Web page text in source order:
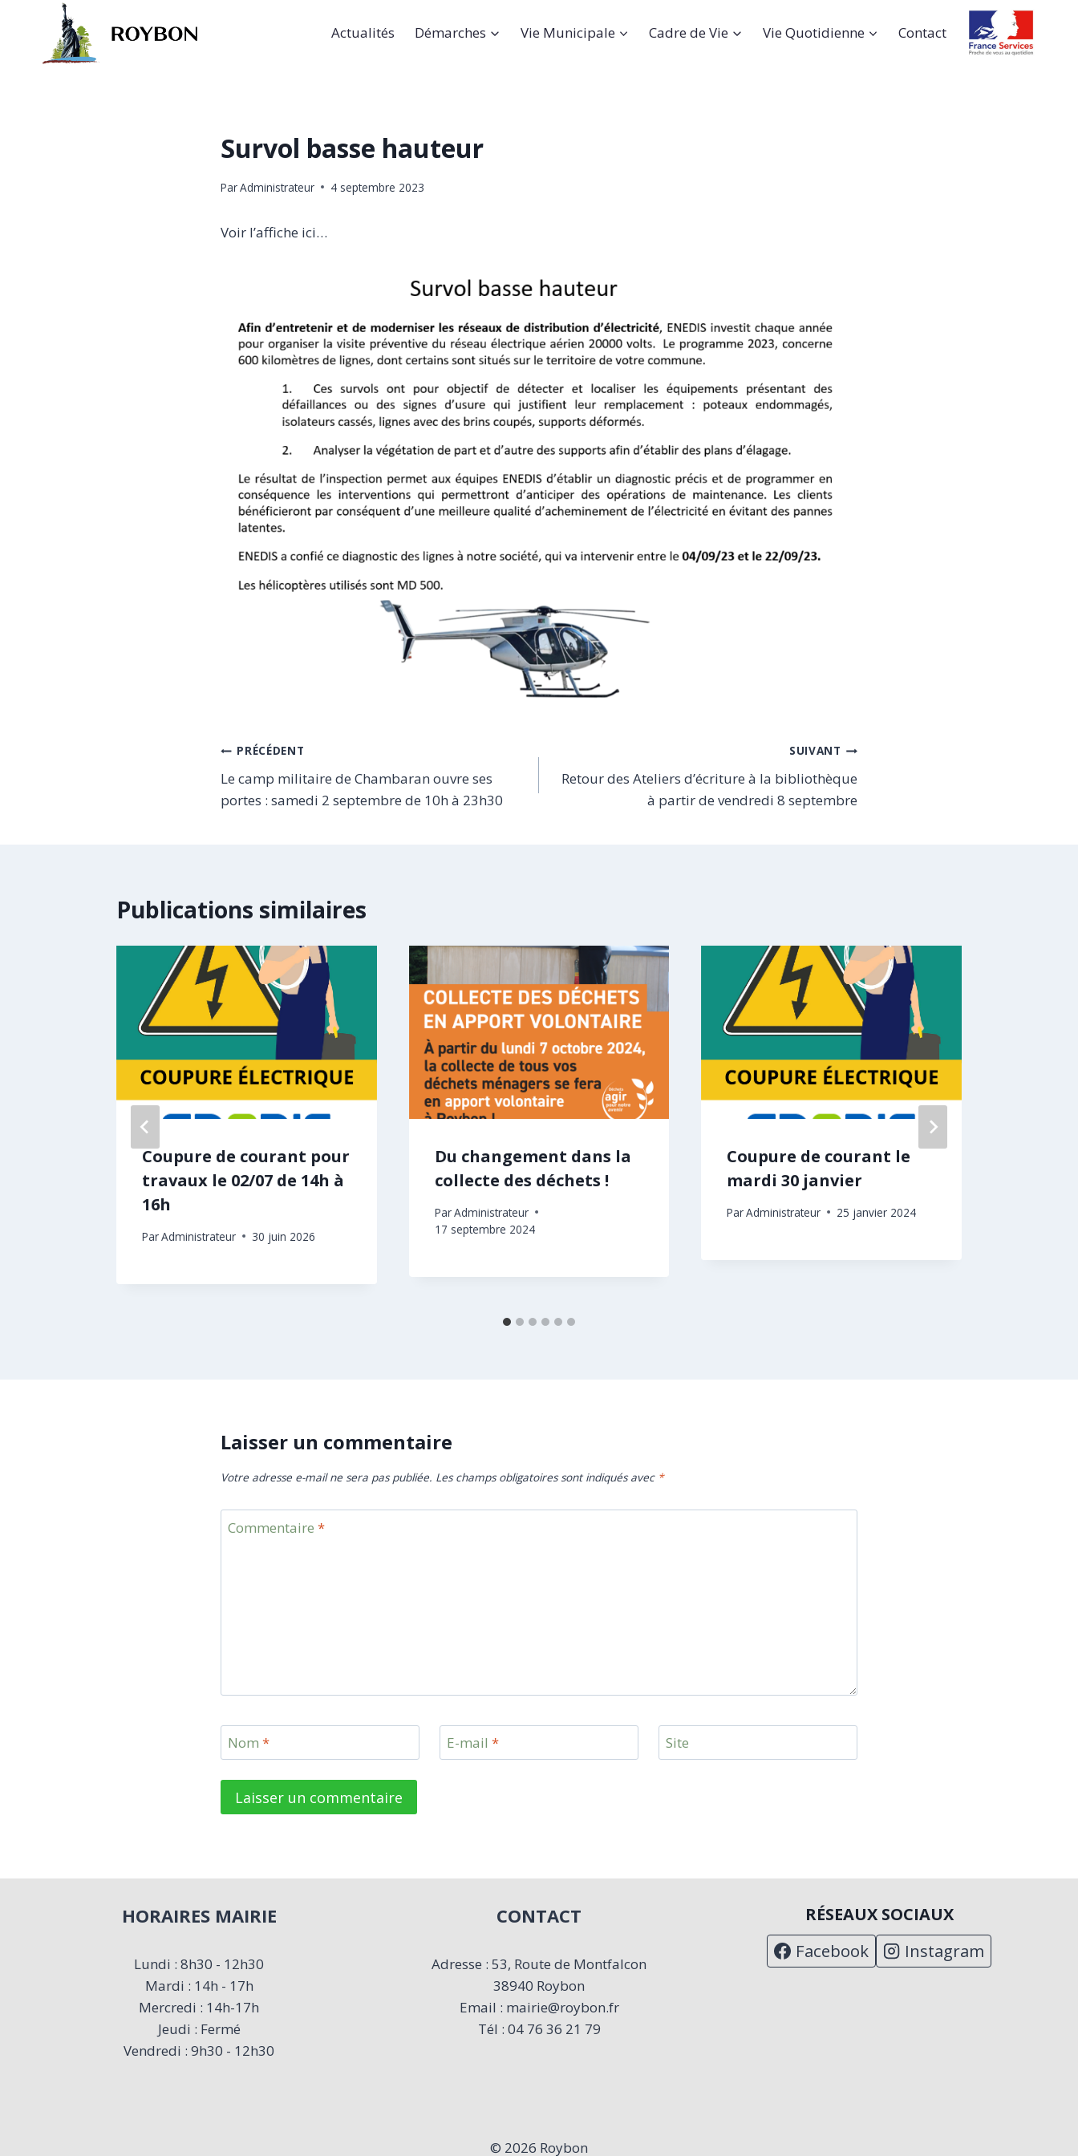
Actualités Démarches Vie Municipale Cadre de Vie Vie Quotidienne Contact
Survol basse hauteur
ParAdministrateur 4 septembre 2023
Voir l’affiche ici…
Navigation
de
PRÉCÉDENT
Le camp militaire de Chambaran ouvre ses
portes : samedi 2 septembre de 10h à 23h30
SUIVANT
Retour des Ateliers d’écriture à la bibliothèque
à partir de vendredi 8 septembre
Publications similaires
Coupure de courant pour
travaux le 02/07 de 14h à
16h
ParAdministrateur 30 juin 2026
Du changement dans la
collecte des déchets !
ParAdministrateur
17 septembre 2024
Coupure de courant le
mardi 30 janvier
ParAdministrateur 25 janvier 2024
Laisser un commentaire
Votre adresse e-mail ne sera pas publiée. Les champs obligatoires sont indiqués avec *
Commentaire *
Nom * E-mail * Site
HORAIRES MAIRIE
Lundi : 8h30 - 12h30
Mardi : 14h - 17h
Mercredi : 14h-17h
Jeudi : Fermé
Vendredi : 9h30 - 12h30
CONTACT
Adresse : 53, Route de Montfalcon
38940 Roybon
Email : mairie@roybon.fr
Tél : 04 76 36 21 79
RÉSEAUX SOCIAUX
Facebook Instagram
© 2026 Roybon